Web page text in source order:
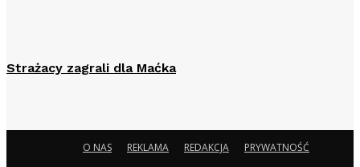
Strażacy zagrali dla Maćka
O NAS REKLAMA REDAKCJA
PRYWATNOŚĆ